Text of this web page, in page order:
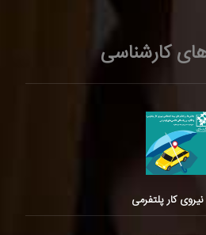
کارشناسی
کار پلتفرمی